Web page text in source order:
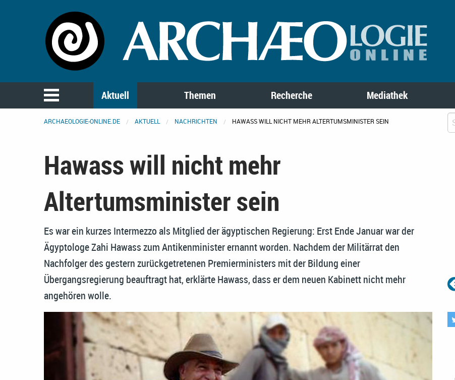
Aktuell Themen Recherche Mediathek
ARCHAEOLOGIE-ONLINE.DE AKTUELL NACHRICHTEN HAWASS WILL NICHT MEHR ALTERTUMSMINISTER SEIN
Hawass will nicht mehr
Altertumsminister sein
Es war ein kurzes Intermezzo als Mitglied der ägyptischen Regierung: Erst Ende Januar war der
Ägyptologe Zahi Hawass zum Antikenminister ernannt worden. Nachdem der Militärrat den
Nachfolger des gestern zurückgetretenen Premierministers mit der Bildung einer
Übergangsregierung beauftragt hat, erklärte Hawass, dass er dem neuen Kabinett nicht mehr
angehören wolle.